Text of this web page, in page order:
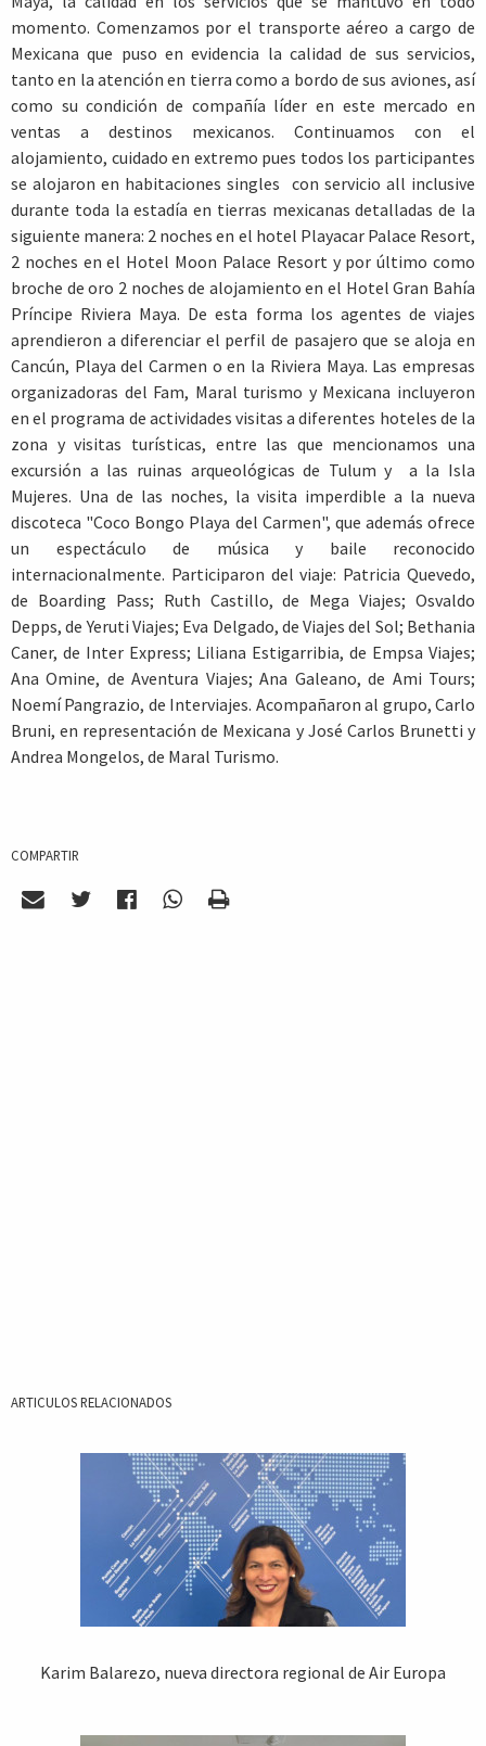
momento. Comenzamos por el transporte aéreo a cargo de
Mexicana que puso en evidencia la calidad de sus servicios,
tanto en la atención en tierra como a bordo de sus aviones, así
como su condición de compañía líder en este mercado en
ventas a destinos mexicanos. Continuamos con el
alojamiento, cuidado en extremo pues todos los participantes
se alojaron en habitaciones singles con servicio all inclusive
durante toda la estadía en tierras mexicanas detalladas de la
siguiente manera: 2 noches en el hotel Playacar Palace Resort,
2 noches en el Hotel Moon Palace Resort y por último como
broche de oro 2 noches de alojamiento en el Hotel Gran Bahía
Príncipe Riviera Maya. De esta forma los agentes de viajes
aprendieron a diferenciar el perfil de pasajero que se aloja en
Cancún, Playa del Carmen o en la Riviera Maya. Las empresas
organizadoras del Fam, Maral turismo y Mexicana incluyeron
en el programa de actividades visitas a diferentes hoteles de la
zona y visitas turísticas, entre las que mencionamos una
excursión a las ruinas arqueológicas de Tulum y a la Isla
Mujeres. Una de las noches, la visita imperdible a la nueva
discoteca "Coco Bongo Playa del Carmen", que además ofrece
un espectáculo de música y baile reconocido
internacionalmente. Participaron del viaje: Patricia Quevedo,
de Boarding Pass; Ruth Castillo, de Mega Viajes; Osvaldo
Depps, de Yeruti Viajes; Eva Delgado, de Viajes del Sol; Bethania
Caner, de Inter Express; Liliana Estigarribia, de Empsa Viajes;
Ana Omine, de Aventura Viajes; Ana Galeano, de Ami Tours;
Noemí Pangrazio, de Interviajes. Acompañaron al grupo, Carlo
Bruni, en representación de Mexicana y José Carlos Brunetti y
Andrea Mongelos, de Maral Turismo.
COMPARTIR
ARTICULOS RELACIONADOS
Karim Balarezo, nueva directora regional de Air Europa